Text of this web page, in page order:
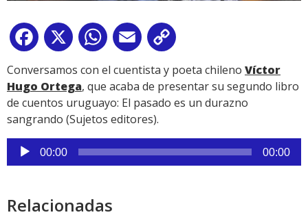
Facebook
X WhatsApp
Email
Link
Conversamos con el cuentista y poeta chileno Víctor
Hugo Ortega, que acaba de presentar su segundo libro
de cuentos uruguayo: El pasado es un durazno
sangrando (Sujetos editores).
Reproductor
de
00:00 00:00
Relacionadas